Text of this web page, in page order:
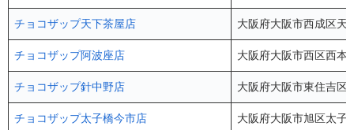
チョコザップ天下茶屋店 大阪府大阪市西成区
チョコザップ阿波座店 大阪府大阪市西区西
チョコザップ針中野店 大阪府大阪市東住吉
チョコザップ太子橋今市店 大阪府大阪市旭区太